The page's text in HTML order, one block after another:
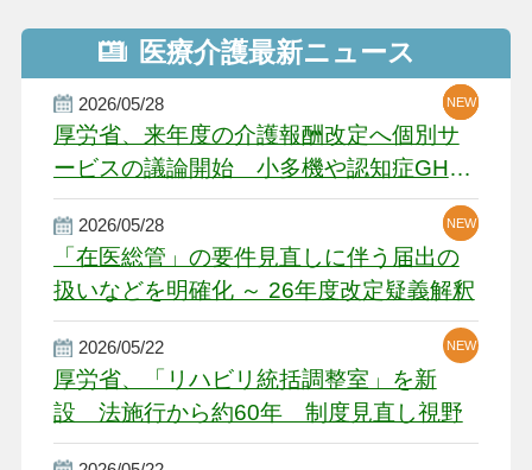
医療介護最新ニュース
2026/05/28
厚労省、来年度の介護報酬改定へ個別サ
ービスの議論開始 小多機や認知症GH、
厳しい経営環境に危機感
NEW
NEW
NEW
2026/05/28
「在医総管」の要件見直しに伴う届出の
扱いなどを明確化 ～ 26年度改定疑義解釈
NEW
NEW
2026/05/22
厚労省、「リハビリ統括調整室」を新
設 法施行から約60年 制度見直し視野
NEW